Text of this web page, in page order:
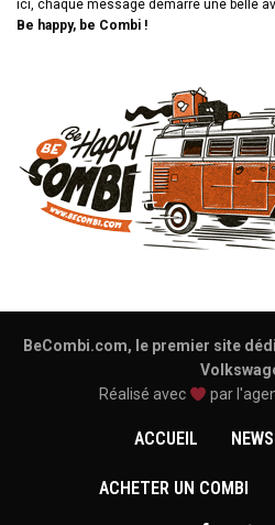
ici, chaque message démarre une belle
Be happy, be Combi !
BeCombi.com, le premier site
Réalisé avec
par
ACCUEIL NEWS
ACHETER UN COMBI